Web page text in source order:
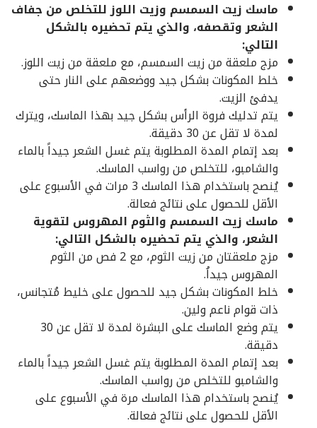
ماسك زيت السمسم وزيت اللوز للتخلص من جفاف
الشعر وتقصفه، والذي يتم تحضيره بالشكل
التالي:
مزج ملعقة من زيت السمسم، مع ملعقة من زيت اللوز.
خلط المكونات بشكل جيد ووضعهم على النار حتى
يدفئ الزيت.
يتم تدليك فروة الرأس بشكل جيد بهذا الماسك، ويترك
لمدة لا تقل عن 30 دقيقة.
بعد إتمام المدة المطلوبة يتم غسل الشعر جيداً بالماء
والشامبو، للتخلص من رواسب الماسك.
يُنصح باستخدام هذا الماسك 3 مرات في الأسبوع على
الأقل للحصول على نتائج فعالة.
ماسك زيت السمسم والثوم المهروس لتقوية
الشعر، والذي يتم تحضيره بالشكل التالي:
مزج ملعقتان من زيت الثوم، مع 2 فص من الثوم
المهروس جيداُ.
خلط المكونات بشكل جيد للحصول على خليط مُتجانس،
ذات قوام ناعم ولين.
يتم وضع الماسك على البشرة لمدة لا تقل عن 30
دقيقة.
بعد إتمام المدة المطلوبة يتم غسل الشعر جيداً بالماء
والشامبو للتخلص من رواسب الماسك.
يُنصح باستخدام هذا الماسك مرة في الأسبوع على
الأقل للحصول على نتائج فعالة.